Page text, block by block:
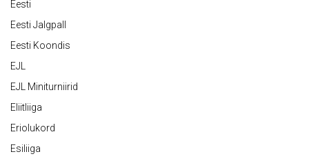
Eesti
Eesti Jalgpall
Eesti Koondis
EJL
EJL Miniturniirid
Eliitliiga
Eriolukord
Esiliiga